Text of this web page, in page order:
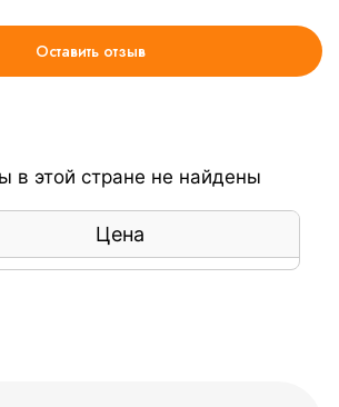
Оставить отзыв
в этой стране не найдены
Цена